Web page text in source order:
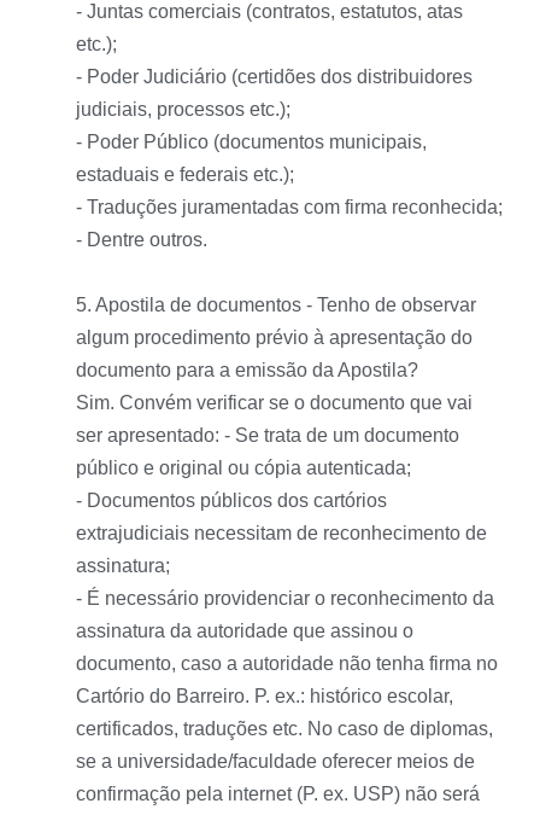
- Juntas comerciais (contratos, estatutos, atas
etc.);
- Poder Judiciário (certidões dos distribuidores
judiciais, processos etc.);
- Poder Público (documentos municipais,
estaduais e federais etc.);
- Traduções juramentadas com firma reconhecida;
- Dentre outros.
5. Apostila de documentos - Tenho de observar
algum procedimento prévio à apresentação do
documento para a emissão da Apostila?
Sim. Convém verificar se o documento que vai
ser apresentado: - Se trata de um documento
público e original ou cópia autenticada;
- Documentos públicos dos cartórios
extrajudiciais necessitam de reconhecimento de
assinatura;
- É necessário providenciar o reconhecimento da
assinatura da autoridade que assinou o
documento, caso a autoridade não tenha firma no
Cartório do Barreiro. P. ex.: histórico escolar,
certificados, traduções etc. No caso de diplomas,
se a universidade/faculdade oferecer meios de
confirmação pela internet (P. ex. USP) não será